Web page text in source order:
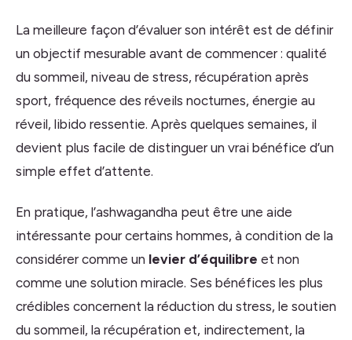
La meilleure façon d’évaluer son intérêt est de définir
un objectif mesurable avant de commencer : qualité
du sommeil, niveau de stress, récupération après
sport, fréquence des réveils nocturnes, énergie au
réveil, libido ressentie. Après quelques semaines, il
devient plus facile de distinguer un vrai bénéfice d’un
simple effet d’attente.
En pratique, l’ashwagandha peut être une aide
intéressante pour certains hommes, à condition de la
considérer comme un levier d’équilibre et non
comme une solution miracle. Ses bénéfices les plus
crédibles concernent la réduction du stress, le soutien
du sommeil, la récupération et, indirectement, la